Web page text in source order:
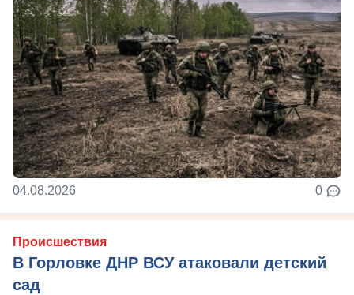
04.08.2026 0
Происшествия
В Горловке ДНР ВСУ атаковали детский
сад